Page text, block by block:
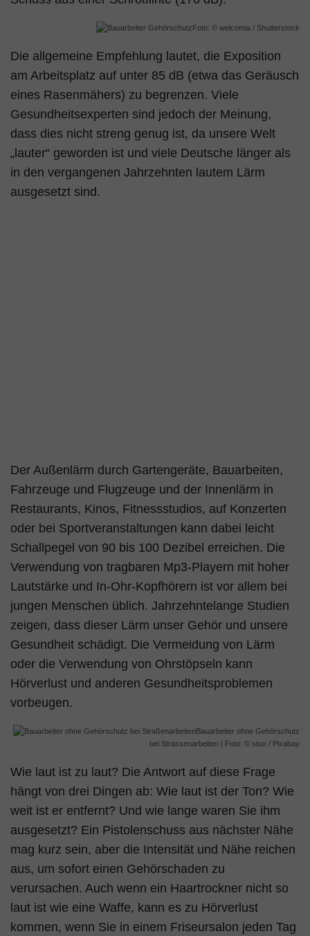
Foto: © welcomia / Shutterstock
Die allgemeine Empfehlung lautet, die Exposition
am Arbeitsplatz auf unter 85 dB (etwa das Geräusch
eines Rasenmähers) zu begrenzen. Viele
Gesundheitsexperten sind jedoch der Meinung,
dass dies nicht streng genug ist, da unsere Welt
„lauter“ geworden ist und viele Deutsche länger als
in den vergangenen Jahrzehnten lautem Lärm
ausgesetzt sind.
Der Außenlärm durch Gartengeräte, Bauarbeiten,
Fahrzeuge und Flugzeuge und der Innenlärm in
Restaurants, Kinos, Fitnessstudios, auf Konzerten
oder bei Sportveranstaltungen kann dabei leicht
Schallpegel von 90 bis 100 Dezibel erreichen. Die
Verwendung von tragbaren Mp3-Playern mit hoher
Lautstärke und In-Ohr-Kopfhörern ist vor allem bei
jungen Menschen üblich. Jahrzehntelange Studien
zeigen, dass dieser Lärm unser Gehör und unsere
Gesundheit schädigt. Die Vermeidung von Lärm
oder die Verwendung von Ohrstöpseln kann
Hörverlust und anderen Gesundheitsproblemen
vorbeugen.
Bauarbeiter ohne Gehörschutz
bei Strassenarbeiten | Foto: © stux / Pixabay
Wie laut ist zu laut? Die Antwort auf diese Frage
hängt von drei Dingen ab: Wie laut ist der Ton? Wie
weit ist er entfernt? Und wie lange waren Sie ihm
ausgesetzt? Ein Pistolenschuss aus nächster Nähe
mag kurz sein, aber die Intensität und Nähe reichen
aus, um sofort einen Gehörschaden zu
verursachen. Auch wenn ein Haartrockner nicht so
laut ist wie eine Waffe, kann es zu Hörverlust
kommen, wenn Sie in einem Friseursalon jeden Tag